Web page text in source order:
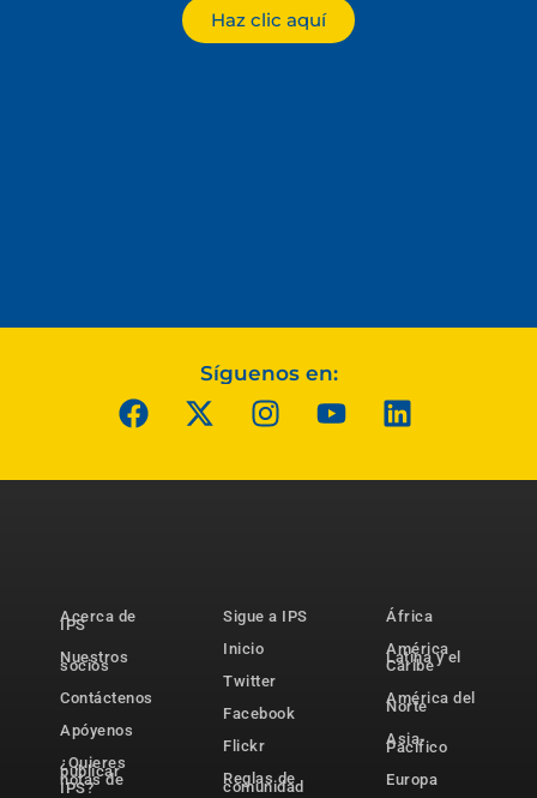
Haz clic aquí
Síguenos en:
Acerca de
IPS
Nuestros
socios
Contáctenos
Apóyenos
¿Quieres
publicar
notas de
IPS?
Sigue a IPS
Inicio
Twitter
Facebook
Flickr
Reglas de
comunidad
África
América
Latina y el
Caribe
América del
Norte
Asia-
Pacífico
Europa